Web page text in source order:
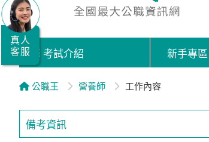
考試介紹 新手專區
公職王 營養師 工作內容
備考資訊
真人
客服
就
業/
證
據